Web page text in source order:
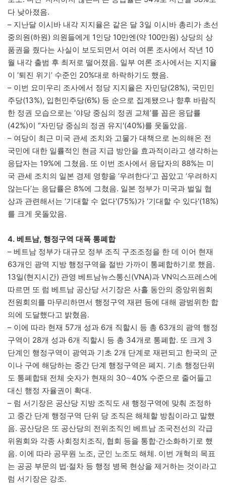
다 낮아졌음.
– 지난달 이시바 내각 지지율은 같은 달 3일 이시바 총리가 초선
중의원(하원) 의원들에게 1인당 10만엔(약 100만원) 상당의 상
품권을 줬다는 사실이 보도되면서 여러 여론 조사에서 작년 10
월 내각 출범 후 최저로 떨어졌음. 일부 여론 조사에서는 지지율
이 ‘퇴진 위기’ 수준인 20%대로 하락하기도 했음.
– 이번 요미우리 조사에서 정당 지지율은 자민당(28%), 국민민
주당(13%), 입헌민주당(6%) 등 순으로 집계됐으나 향후 바람직
한 정권 모습으로는 ‘야당 중심의 정권 교체’를 꼽은 응답률
(42%)이 “자민당 중심의 정권 유지'(40%)를 웃돌았음.
– 여당이 최근 미국 관세 조치와 고물가 대책으로 논의해온 전
국민에 대한 일률적인 현금 지급 방안을 효과적이라고 생각하는
응답자는 19%에 그쳤음. 또 이번 조사에서 응답자의 88%는 미
국 관세 조치의 일본 경제 영향을 ‘우려한다’고 꼽았고 ‘우려하지
않는다’는 응답률은 8%에 그쳤음. 일본 정부가 미국과 벌일 협
상과 관련해서는 ‘기대할 수 없다'(75%)가 ‘기대할 수 있다'(18%)
를 크게 웃돌았음.
4. 베트남, 행정구역 대폭 통폐합
– 베트남 정부가 대규모 정부 조직 구조조정을 한 데 이어 현재
63개인 광역 지방 행정구역을 절반 가까이 통폐합하기로 했음.
13일(현지시간) 관영 베트남뉴스통신(VNA)과 VN익스프레스에
따르면 또 럼 베트남 공산당 서기장은 사흘 동안의 중앙위원회
전원회의를 마무리하면서 행정구역 재편 등에 대해 광범위한 합
의에 도달했다고 밝혔음.
– 이에 따라 현재 57개 성과 6개 직할시 등 총 63개의 광역 행정
구역이 28개 성과 6개 직할시 등 총 34개로 통폐합. 또 크게 3
단계인 행정구역이 광역과 기초 2개 단계로 재편되고 한국의 군
이나 구에 해당하는 중간 단계 행정구역은 폐지. 기초 행정단위
도 통폐합돼 전체 숫자가 현재의 30∼40% 수준으로 줄어들고
대신 행정 자율권이 확대.
– 럼 서기장은 공산당 지방 조직도 새 행정구역에 맞춰 조정하
고 중간 단계 행정구역 단위 당 조직은 해체할 방침이라고 말했
음. 공산당은 또 공산당의 전위조직인 베트남 조국전선의 각급
위원회와 각종 사회정치조직, 협회 등을 통합·간소화하기로 했
음. 이에 따라 공무원 노조, 군인 노조도 해체. 이번 개혁의 목표
는 공공 부문의 법·절차 등 행정 병목 현상을 제거하는 것이라고
럼 서기장은 강조.